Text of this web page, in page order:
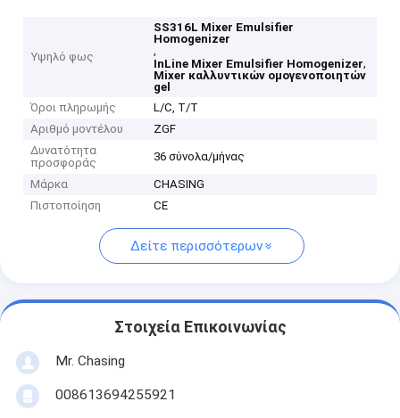
Υψηλό φως
SS316L Mixer Emulsifier
Homogenizer
,
InLine Mixer Emulsifier Homogenizer,
Mixer καλλυντικών ομογενοποιητών
gel
Όροι πληρωμής
L/C, T/T
Αριθμό μοντέλου
ZGF
Δυνατότητα
προσφοράς
36 σύνολα/μήνας
Μάρκα
CHASING
Πιστοποίηση
CE
Δείτε περισσότερων
Στοιχεία Επικοινωνίας
Mr. Chasing
008613694255921